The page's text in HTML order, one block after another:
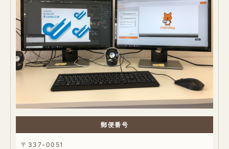
郵便番号
〒337-0051